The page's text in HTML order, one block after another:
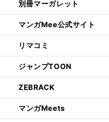
別冊マーガレット
マンガMee公式サイト
リマコミ
ジャンプTOON
ZEBRACK
マンガMeets